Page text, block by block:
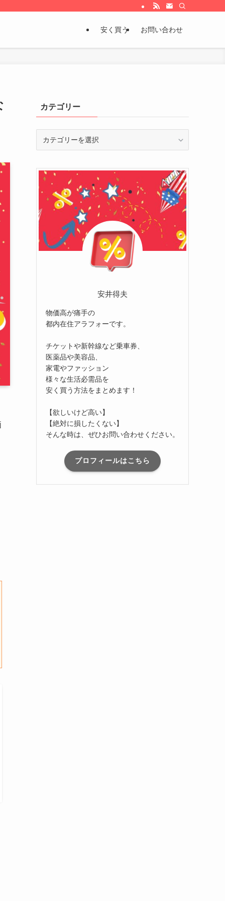
安く買う お問い合わせ
カテゴリー
リ
安井得夫
物価高が痛手の
都内在住アラフォーです。
チケットや新幹線など乗車券、
医薬品や美容品、
家電やファッション
様々な生活必需品を
安く買う方法をまとめます！
【欲しいけど高い】
【絶対に損したくない】
そんな時は、ぜひお問い合わせください。
プロフィールはこちら